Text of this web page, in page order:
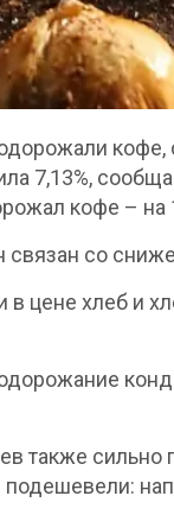
кофе,
7,13%,
кофе – на
со
в цене хлеб и
также